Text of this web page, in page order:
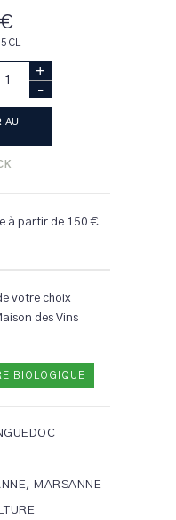
+
-
AU
à partir de 150 €
votre choix
des Vins
BIOLOGIQUE
MARSANNE